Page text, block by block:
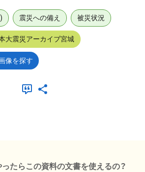
震災への備え 被災状況
大震災アーカイブ宮城
像を探す
ったらこの資料の文書を使えるの？